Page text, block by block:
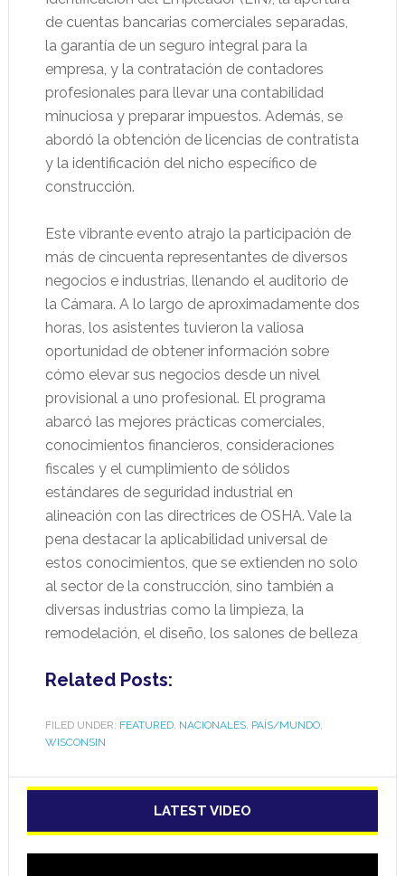
de cuentas bancarias comerciales separadas,
la garantía de un seguro integral para la
empresa, y la contratación de contadores
profesionales para llevar una contabilidad
minuciosa y preparar impuestos. Además, se
abordó la obtención de licencias de contratista
y la identificación del nicho específico de
construcción.
Este vibrante evento atrajo la participación de
más de cincuenta representantes de diversos
negocios e industrias, llenando el auditorio de
la Cámara. A lo largo de aproximadamente dos
horas, los asistentes tuvieron la valiosa
oportunidad de obtener información sobre
cómo elevar sus negocios desde un nivel
provisional a uno profesional. El programa
abarcó las mejores prácticas comerciales,
conocimientos financieros, consideraciones
fiscales y el cumplimiento de sólidos
estándares de seguridad industrial en
alineación con las directrices de OSHA. Vale la
pena destacar la aplicabilidad universal de
estos conocimientos, que se extienden no solo
al sector de la construcción, sino también a
diversas industrias como la limpieza, la
remodelación, el diseño, los salones de belleza
Related Posts:
FILED UNDER: FEATURED, NACIONALES, PAÍS/MUNDO,
WISCONSIN
LATEST VIDEO